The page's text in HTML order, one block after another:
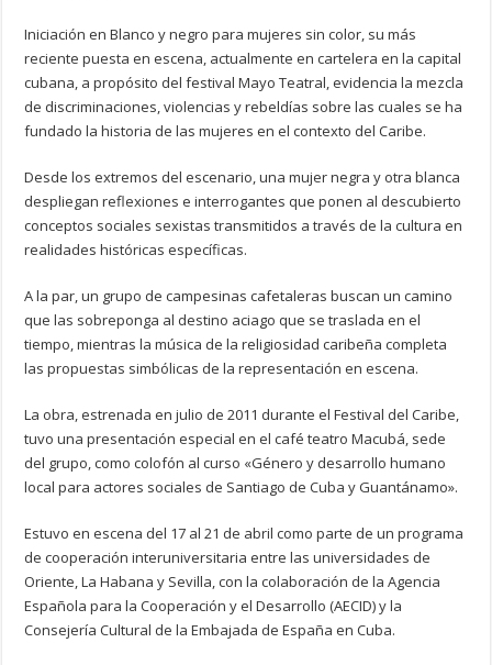
Iniciación en Blanco y negro para mujeres sin color, su más
reciente puesta en escena, actualmente en cartelera en la capital
cubana, a propósito del festival Mayo Teatral, evidencia la mezcla
de discriminaciones, violencias y rebeldías sobre las cuales se ha
fundado la historia de las mujeres en el contexto del Caribe.
Desde los extremos del escenario, una mujer negra y otra blanca
despliegan reflexiones e interrogantes que ponen al descubierto
conceptos sociales sexistas transmitidos a través de la cultura en
realidades históricas específicas.
A la par, un grupo de campesinas cafetaleras buscan un camino
que las sobreponga al destino aciago que se traslada en el
tiempo, mientras la música de la religiosidad caribeña completa
las propuestas simbólicas de la representación en escena.
La obra, estrenada en julio de 2011 durante el Festival del Caribe,
tuvo una presentación especial en el café teatro Macubá, sede
del grupo, como colofón al curso «Género y desarrollo humano
local para actores sociales de Santiago de Cuba y Guantánamo».
Estuvo en escena del 17 al 21 de abril como parte de un programa
de cooperación interuniversitaria entre las universidades de
Oriente, La Habana y Sevilla, con la colaboración de la Agencia
Española para la Cooperación y el Desarrollo (AECID) y la
Consejería Cultural de la Embajada de España en Cuba.